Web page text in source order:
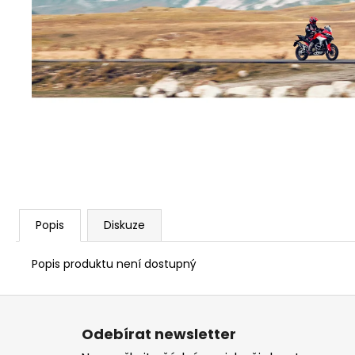
Popis Diskuze
Popis produktu není dostupný
1 209 Kč
Z
Odebírat newsletter